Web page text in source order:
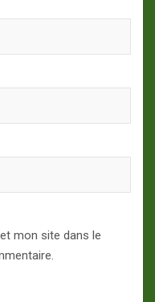
mon site dans le